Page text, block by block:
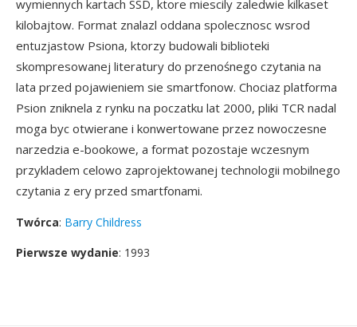
wymiennych kartach SSD, ktore miescily zaledwie kilkaset
kilobajtow. Format znalazl oddana spolecznosc wsrod
entuzjastow Psiona, ktorzy budowali biblioteki
skompresowanej literatury do przenośnego czytania na
lata przed pojawieniem sie smartfonow. Chociaz platforma
Psion zniknela z rynku na poczatku lat 2000, pliki TCR nadal
moga byc otwierane i konwertowane przez nowoczesne
narzedzia e-bookowe, a format pozostaje wczesnym
przykladem celowo zaprojektowanej technologii mobilnego
czytania z ery przed smartfonami.
Twórca: Barry Childress
Pierwsze wydanie: 1993